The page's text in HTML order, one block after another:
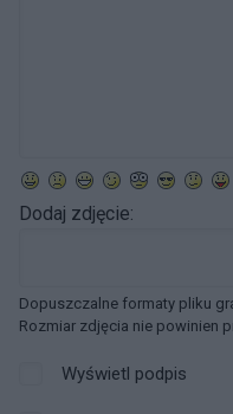
Dodaj zdjęcie:
Dopuszczalne formaty pliku
Rozmiar zdjęcia nie powinien
Wyświetl podpis